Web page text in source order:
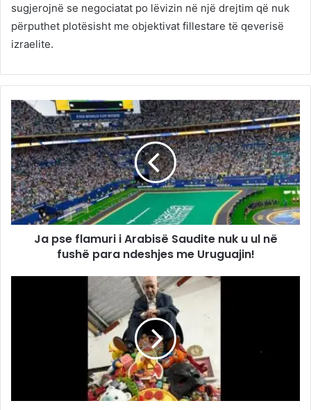
sugjerojnë se negociatat po lëvizin në një drejtim që nuk
përputhet plotësisht me objektivat fillestare të qeverisë
izraelite.
Ja pse flamuri i Arabisë Saudite nuk u ul në
fushë para ndeshjes me Uruguajin!